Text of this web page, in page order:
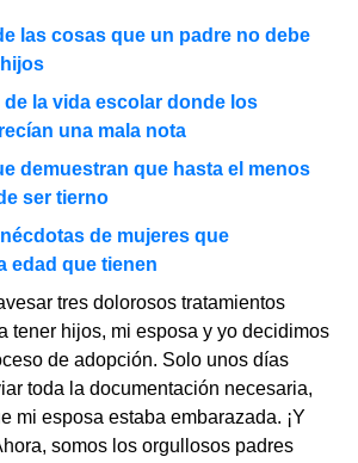
las cosas que un padre no debe
la vida escolar donde los
una mala nota
demuestran que hasta el menos
ser tierno
de mujeres que
edad que tienen
tres dolorosos tratamientos
tener hijos, mi esposa y yo decidimos
de adopción. Solo unos días
toda la documentación necesaria,
mi esposa estaba embarazada. ¡Y
somos los orgullosos padres